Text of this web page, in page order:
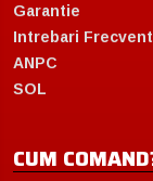
Garantie
Intrebari
ANPC
SOL
CUM